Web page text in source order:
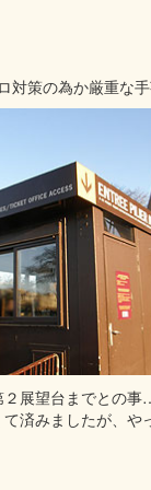
対策の為か厳重な
展望台までとの
済みましたが、